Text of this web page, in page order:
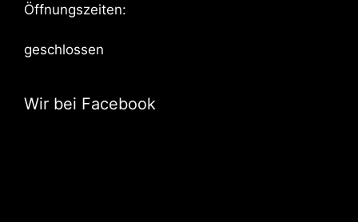
Öffnungszeiten:
geschlossen
Wir bei Facebook